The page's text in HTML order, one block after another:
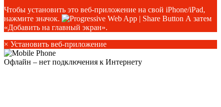
Чтобы установить это веб-приложение на свой iPhone/iPad,
нажмите значок.
А затем
«Добавить на главный экран».
× Установить веб-приложение
Офлайн – нет подключения к Интернету